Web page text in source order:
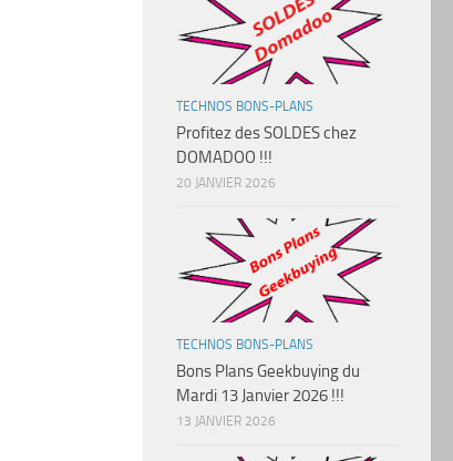
TECHNOS BONS-PLANS
Profitez des SOLDES chez
DOMADOO !!!
20 JANVIER 2026
TECHNOS BONS-PLANS
Bons Plans Geekbuying du
Mardi 13 Janvier 2026 !!!
13 JANVIER 2026